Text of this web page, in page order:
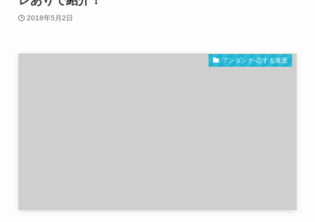
2018年5月2日
アンダンテ-恋する速度